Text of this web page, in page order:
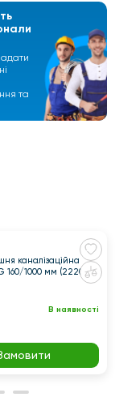
та
каналізаційна
160/1000 мм (222010)
В наявності